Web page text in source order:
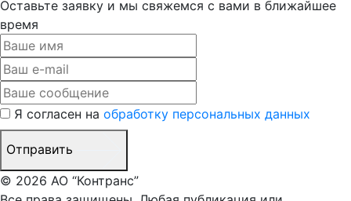
Оставьте заявку и мы свяжемся с вами в ближайшее
время
Я согласен на обработку персональных данных
Отправить
© 2026 АО “Контранс”